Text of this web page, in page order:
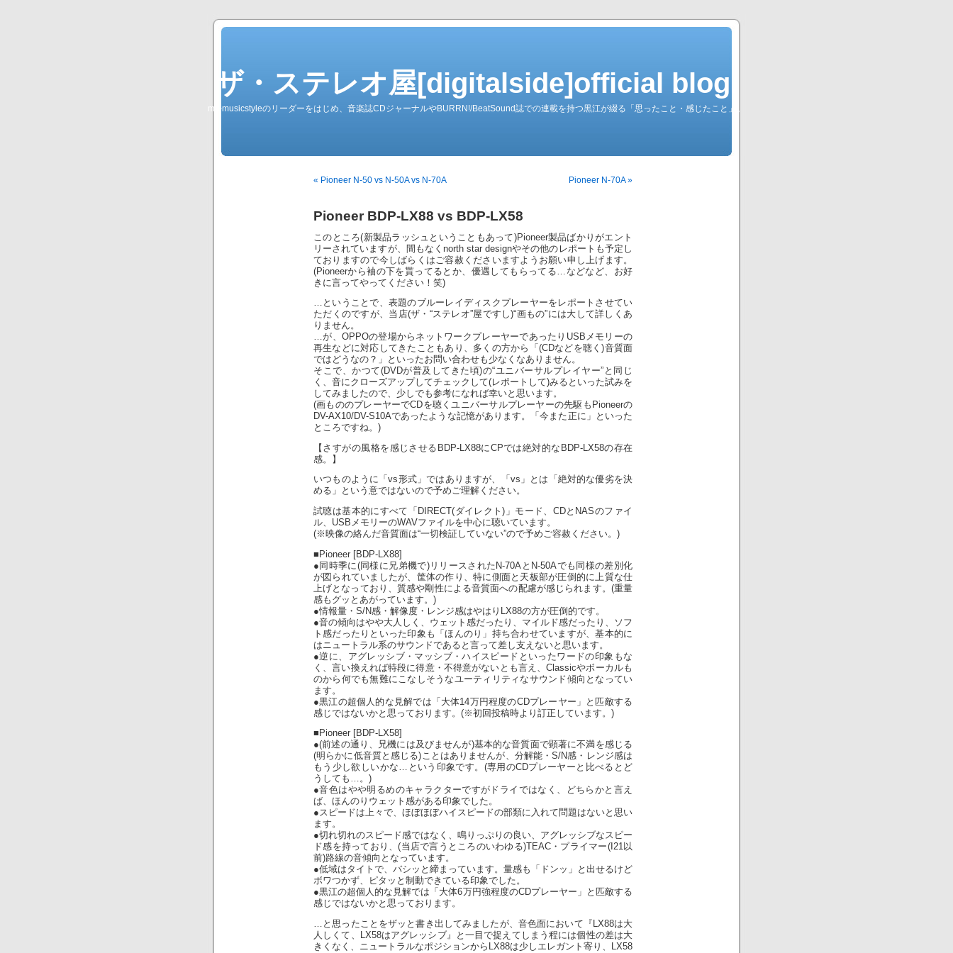
ザ・ステレオ屋[digitalside]official blog.
my-musicstyleのリーダーをはじめ、音楽誌CDジャーナルやBURRN!/BeatSound誌での連載を持つ黒江が綴る「思ったこと・感じたこと」。
« Pioneer N-50 vs N-50A vs N-70A Pioneer N-70A »
Pioneer BDP-LX88 vs BDP-LX58
このところ(新製品ラッシュということもあって)Pioneer製品ばかりがエント
リーされていますが、間もなくnorth star designやその他のレポートも予定し
ておりますので今しばらくはご容赦くださいますようお願い申し上げます。
(Pioneerから袖の下を貰ってるとか、優遇してもらってる…などなど、お好
きに言ってやってください！笑)
…ということで、表題のブルーレイディスクプレーヤーをレポートさせてい
ただくのですが、当店(ザ・“ステレオ”屋ですし)“画もの”には大して詳しくあ
りません。
…が、OPPOの登場からネットワークプレーヤーであったりUSBメモリーの
再生などに対応してきたこともあり、多くの方から「(CDなどを聴く)音質面
ではどうなの？」といったお問い合わせも少なくなありません。
そこで、かつて(DVDが普及してきた頃)の“ユニバーサルプレイヤー”と同じ
く、音にクローズアップしてチェックして(レポートして)みるといった試みを
してみましたので、少しでも参考になれば幸いと思います。
(画もののプレーヤーでCDを聴くユニバーサルプレーヤーの先駆もPioneerの
DV-AX10/DV-S10Aであったような記憶があります。「今また正に」といった
ところですね。)
【さすがの風格を感じさせるBDP-LX88にCPでは絶対的なBDP-LX58の存在
感。】
いつものように「vs形式」ではありますが、「vs」とは「絶対的な優劣を決
める」という意ではないので予めご理解ください。
試聴は基本的にすべて「DIRECT(ダイレクト)」モード、CDとNASのファイ
ル、USBメモリーのWAVファイルを中心に聴いています。
(※映像の絡んだ音質面は“一切検証していない”ので予めご容赦ください。)
■Pioneer [BDP-LX88]
●同時季に(同様に兄弟機で)リリースされたN-70AとN-50Aでも同様の差別化
が図られていましたが、筐体の作り、特に側面と天板部が圧倒的に上質な仕
上げとなっており、質感や剛性による音質面への配慮が感じられます。(重量
感もグッとあがっています。)
●情報量・S/N感・解像度・レンジ感はやはりLX88の方が圧倒的です。
●音の傾向はやや大人しく、ウェット感だったり、マイルド感だったり、ソフ
ト感だったりといった印象も「ほんのり」持ち合わせていますが、基本的に
はニュートラル系のサウンドであると言って差し支えないと思います。
●逆に、アグレッシブ・マッシブ・ハイスピードといったワードの印象もな
く、言い換えれば特段に得意・不得意がないとも言え、Classicやボーカルも
のから何でも無難にこなしそうなユーティリティなサウンド傾向となってい
ます。
●黒江の超個人的な見解では「大体14万円程度のCDプレーヤー」と匹敵する
感じではないかと思っております。(※初回投稿時より訂正しています。)
■Pioneer [BDP-LX58]
●(前述の通り、兄機には及びませんが)基本的な音質面で顕著に不満を感じる
(明らかに低音質と感じる)ことはありませんが、分解能・S/N感・レンジ感は
もう少し欲しいかな…という印象です。(専用のCDプレーヤーと比べるとど
うしても…。)
●音色はやや明るめのキャラクターですがドライではなく、どちらかと言え
ば、ほんのりウェット感がある印象でした。
●スピードは上々で、ほぼほぼハイスピードの部類に入れて問題はないと思い
ます。
●切れ切れのスピード感ではなく、鳴りっぷりの良い、アグレッシブなスピー
ド感を持っており、(当店で言うところのいわゆる)TEAC・プライマー(I21以
前)路線の音傾向となっています。
●低域はタイトで、バシッと締まっています。量感も「ドンッ」と出せるけど
ボワつかず、ピタッと制動できている印象でした。
●黒江の超個人的な見解では「大体6万円強程度のCDプレーヤー」と匹敵する
感じではないかと思っております。
…と思ったことをザッと書き出してみましたが、音色面において『LX88は大
人しくて、LX58はアグレッシブ』と一目で捉えてしまう程には個性の差は大
きくなく、ニュートラルなポジションからLX88は少しエレガント寄り、LX58